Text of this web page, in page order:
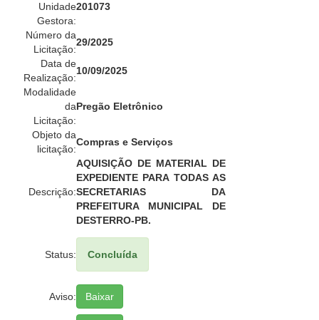
Unidade
Gestora:
201073
Número da
Licitação:
29/2025
Data de
Realização:
10/09/2025
Modalidade
da
Licitação:
Pregão Eletrônico
Objeto da
licitação:
Compras e Serviços
Descrição:
AQUISIÇÃO DE MATERIAL DE
EXPEDIENTE PARA TODAS AS
SECRETARIAS DA
PREFEITURA MUNICIPAL DE
DESTERRO-PB.
Status: Concluída
Aviso: Baixar